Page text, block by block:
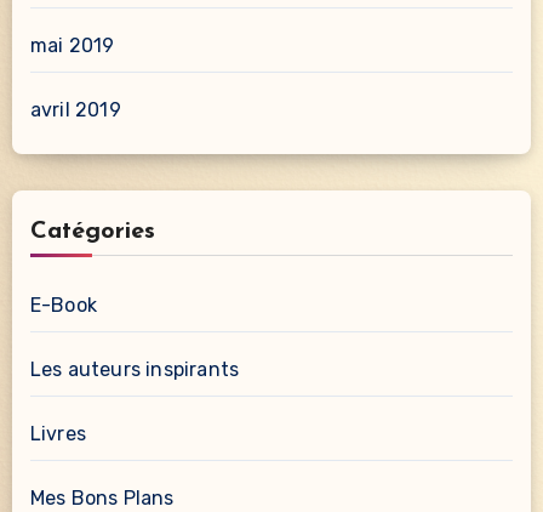
mai 2019
avril 2019
Catégories
E-Book
Les auteurs inspirants
Livres
Mes Bons Plans